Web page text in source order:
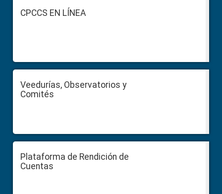
FooterCPCCS EN LÍNEA
Veedurías, Observatorios y
Comités
Plataforma de Rendición de
Cuentas